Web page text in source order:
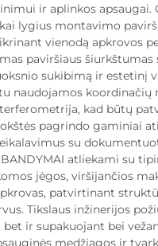
ir aplinkos apsaugai.
lygius montavimo
vienodą apkrovos
paviršiaus
sukibimą ir estetinį
naudojamos koordinačių
kad būtų
pagrindo gaminiai
su
atliekami su
jėgos, viršijančios
patvirtinant
Tikslaus inžinerijos
ir supakuojant bei
medžiagos ir